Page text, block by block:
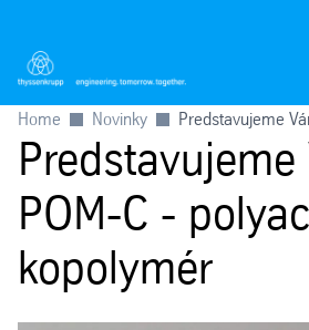
Home Novinky Predstavujeme
Predstavujeme
POM-C -
kopolymér